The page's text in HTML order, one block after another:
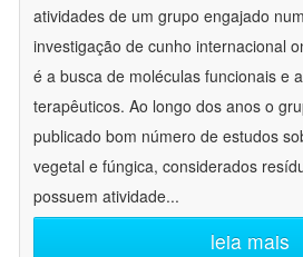
atividades de um grupo engajado
investigação de cunho internacional
é a busca de moléculas funcionais e
terapêuticos. Ao longo dos anos o
publicado bom número de estudos
vegetal e fúngica, considerados
possuem atividade...
leia mais